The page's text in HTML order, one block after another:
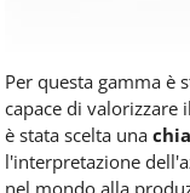
Per questa gamma è
capace di
è stata scelta una
l'interpretazione